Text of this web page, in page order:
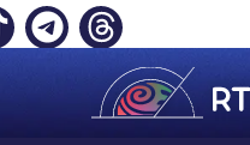
EMPLEO: JP MORGAN